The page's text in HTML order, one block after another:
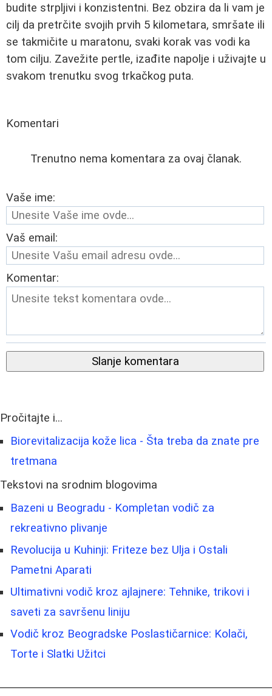
budite strpljivi i konzistentni. Bez obzira da li vam je
cilj da pretrčite svojih prvih 5 kilometara, smršate ili
se takmičite u maratonu, svaki korak vas vodi ka
tom cilju. Zavežite pertle, izađite napolje i uživajte u
svakom trenutku svog trkačkog puta.
Komentari
Trenutno nema komentara za ovaj članak.
Vaše ime:
Vaš email:
Komentar:
Slanje komentara
Pročitajte i...
Biorevitalizacija kože lica - Šta treba da znate pre
tretmana
Tekstovi na srodnim blogovima
Bazeni u Beogradu - Kompletan vodič za
rekreativno plivanje
Revolucija u Kuhinji: Friteze bez Ulja i Ostali
Pametni Aparati
Ultimativni vodič kroz ajlajnere: Tehnike, trikovi i
saveti za savršenu liniju
Vodič kroz Beogradske Poslastičarnice: Kolači,
Torte i Slatki Užitci